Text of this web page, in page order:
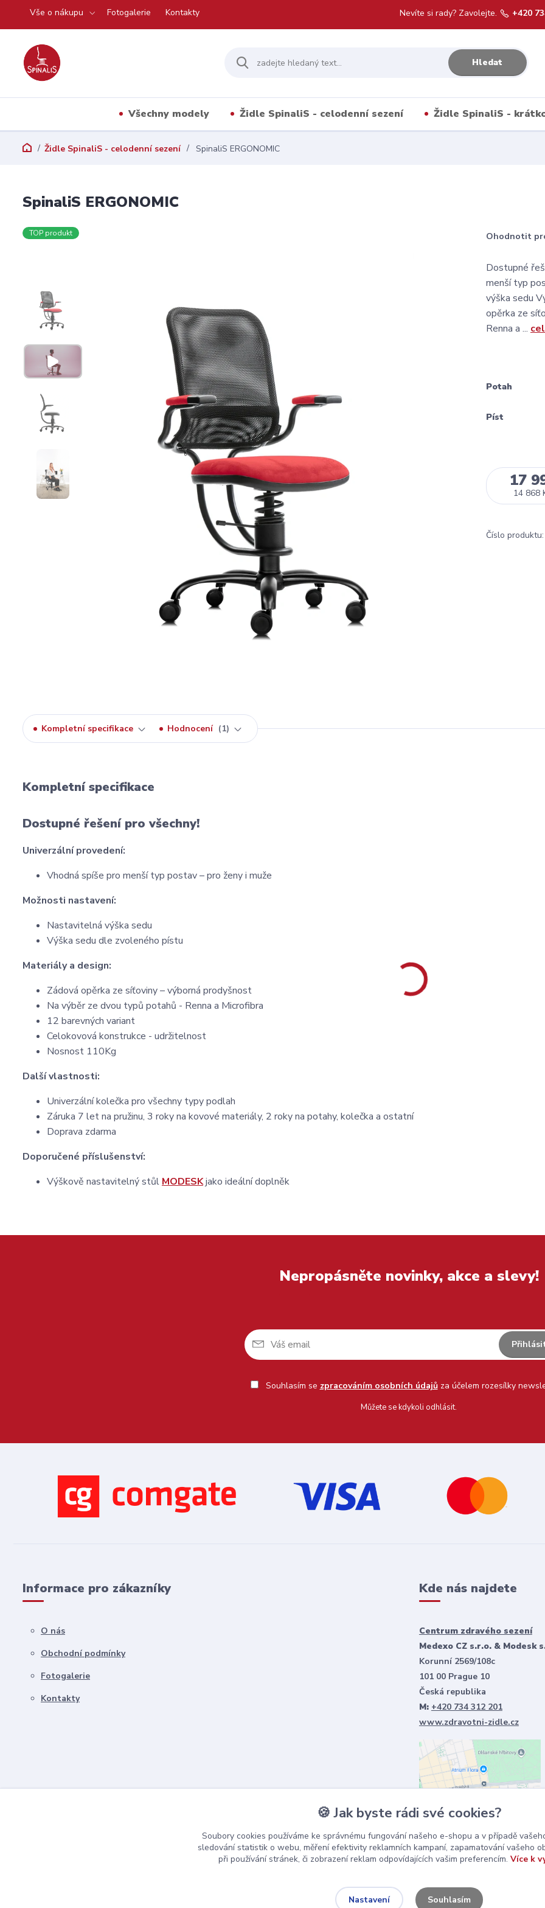
Vše o nákupu Fotogalerie Kontakty
Hledat
Nevíte si rady? Zavolejte. +420
Všechny modely Židle SpinaliS - celodenní sezení Židle SpinaliS -
Židle SpinaliS - celodenní sezení SpinaliS ERGONOMIC
SpinaliS ERGONOMIC
TOP produkt Ohodnotit
Dostupné
menší typ
výška sedu
opěrka ze
Renna a ...
Potah
Píst
17
14 868
Číslo produktu:
Kompletní specifikace Hodnocení 1
Kompletní specifikace
Dostupné řešení pro všechny!
Univerzální provedení:
Vhodná spíše pro menší typ postav – pro ženy i muže
Možnosti nastavení:
Nastavitelná výška sedu
Výška sedu dle zvoleného pístu
Materiály a design:
Zádová opěrka ze síťoviny – výborná prodyšnost
Na výběr ze dvou typů potahů - Renna a Microfibra
12 barevných variant
Celokovová konstrukce - udržitelnost
Nosnost 110Kg
Další vlastnosti:
Univerzální kolečka pro všechny typy podlah
Záruka 7 let na pružinu, 3 roky na kovové materiály, 2 roky na potahy, kolečka a ostatní
Doprava zdarma
Doporučené příslušenství:
Výškově nastavitelný stůl MODESKjako ideální doplněk
Nepropásněte novinky, akce a slevy!
Souhlasím se zpracováním osobních údajůza účelem rozesílky
Můžete se kdykoli odhlásit.
Informace pro zákazníky
O nás
Obchodní podmínky
Fotogalerie
Kontakty
Kde nás najdete
Centrum zdravého sezení
Medexo CZ s.r.o. & Modesk
Korunní 2569/108c
101 00 Prague 10
Česká republika
M: +420 734 312 201
www.zdravotni-zidle.cz
🍪 Jak byste rádi své cookies?
Soubory cookies používáme ke správnému fungování našeho e-shopu a v případě
sledování statistik o webu, měření efektivity reklamních kampaní, zapamatování vašeho
při používání stránek, či zobrazení reklam odpovídajících vašim preferencím. Více k
Nastavení Souhlasím